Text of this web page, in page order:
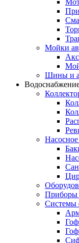
Мойки
Шины и
Приборы
Системы